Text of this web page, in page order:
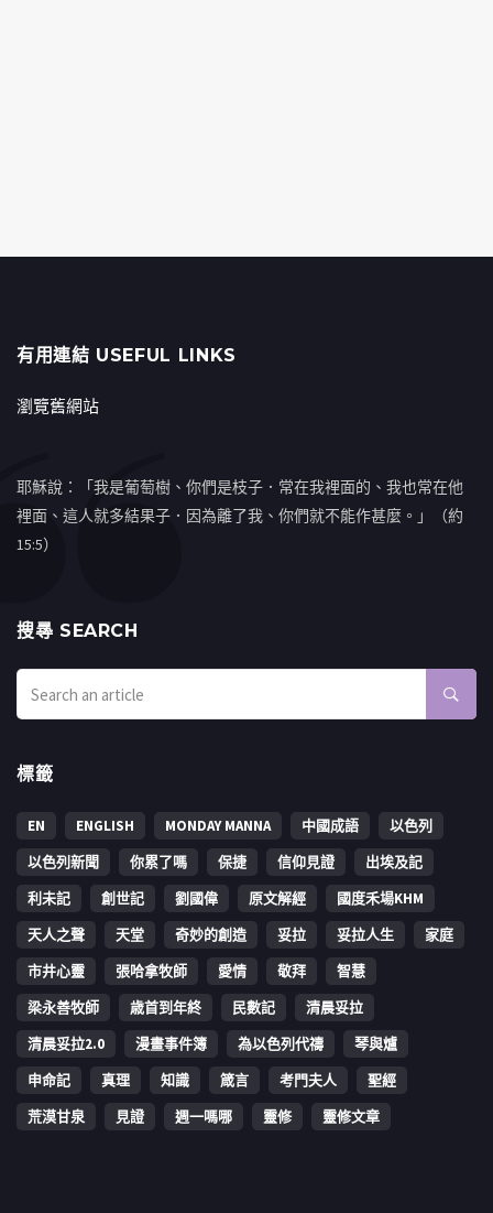
有用連結 USEFUL LINKS
瀏覽舊網站
耶穌說：「我是葡萄樹、你們是枝子．常在我裡面的、我也常在他
裡面、這人就多結果子．因為離了我、你們就不能作甚麼。」（約
15:5）
搜㝷 SEARCH
標籤
EN ENGLISH MONDAY MANNA 中國成語
以色列
以色列新聞
你累了嗎 保捷 信仰見證
出埃及記
利未記
創世記 劉國偉 原文解經
國度禾場KHM
天人之聲
天堂 奇妙的創造 妥拉 妥拉人生
家庭
市井心靈
張哈拿牧師 愛情 敬拜
智慧
梁永善牧師
歳首到年終 民數記
清晨妥拉
清晨妥拉2.0
漫畫事件簿 為以色列代禱
琴與爐
申命記
真理 知識 箴言 考門夫人
聖經
荒漠甘泉
見證 週一嗎哪 靈修 靈修文章